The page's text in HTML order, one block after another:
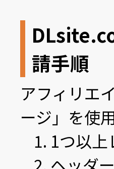
請手順
アフィリエ
ージ」を使
1つ以